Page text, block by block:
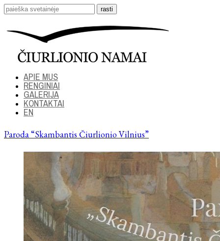
APIE MUS
RENGINIAI
GALERIJA
KONTAKTAI
EN
Paroda “Skambantis Čiurlionio Vilnius”